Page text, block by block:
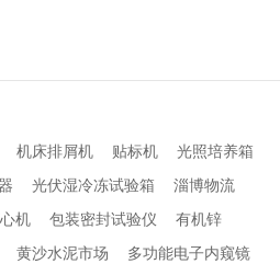
机床排屑机 贴标机
光照培养箱
光伏湿冷冻试验箱
淄博物流
机 包装密封试验仪
有机锌
黄沙水泥市场
多功能电子内窥镜